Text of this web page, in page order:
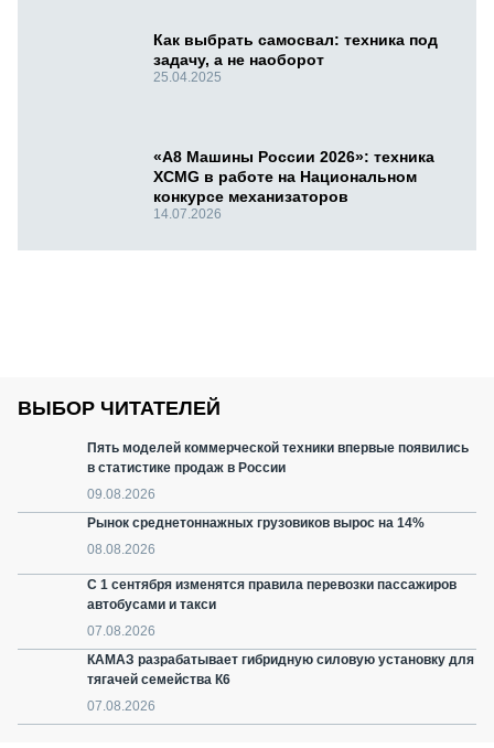
Как выбрать самосвал: техника под
задачу, а не наоборот
25.04.2025
«А8 Машины России 2026»: техника
XCMG в работе на Национальном
конкурсе механизаторов
14.07.2026
ВЫБОР ЧИТАТЕЛЕЙ
Пять моделей коммерческой техники впервые появились
в статистике продаж в России
09.08.2026
Рынок среднетоннажных грузовиков вырос на 14%
08.08.2026
С 1 сентября изменятся правила перевозки пассажиров
автобусами и такси
07.08.2026
КАМАЗ разрабатывает гибридную силовую установку для
тягачей семейства К6
07.08.2026